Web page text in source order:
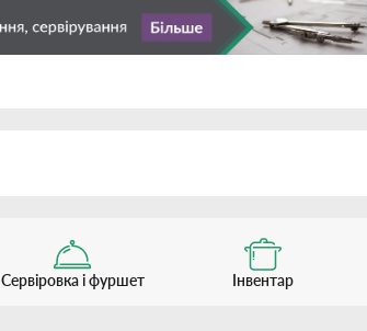
Сервіровка і фуршет Інвентар